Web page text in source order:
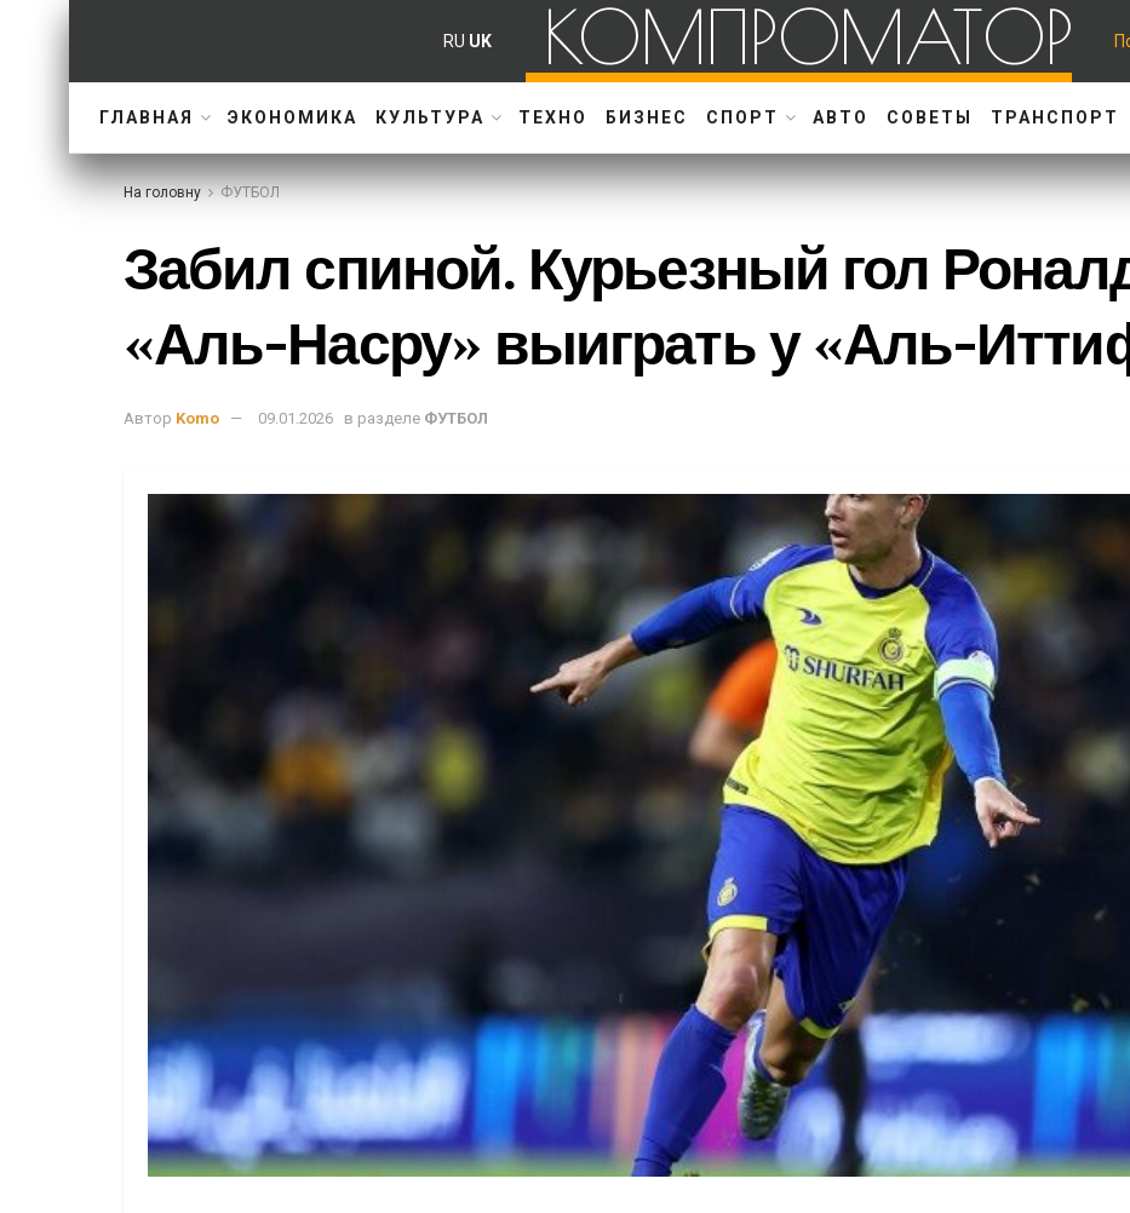
RU UK КОМПРОМАТОР
ГЛАВНАЯ ЭКОНОМИКА КУЛЬТУРА ТЕХНО БИЗНЕС СПОРТ АВТО СОВЕТЫ ТРАНСПОРТ
На головну ФУТБОЛ
Забил спиной. Курьезный гол
«Аль-Насру» выиграть у «Аль-
Автор Komo 09.01.2026 в разделе ФУТБОЛ